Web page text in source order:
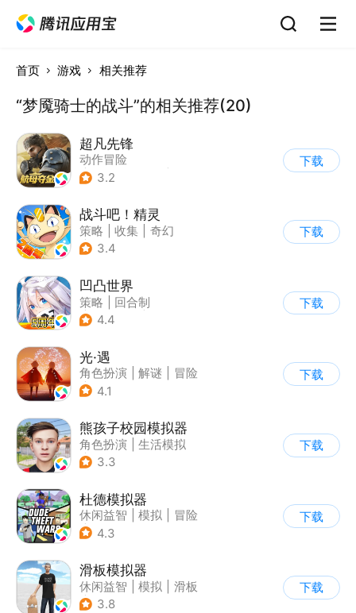
首页 游戏 相关推荐
“梦魇骑士的战斗”的相关推荐(20)
超凡先锋
动作冒险
| 第一人称射击
3.2
下载
战斗吧！精灵
策略 收集
奇幻
| 宠物
3.4
下载
凹凸世界
策略
回合制
| 动漫改编
4.4
下载
光·遇
角色扮演 解谜
冒险
| 开放世界
4.1
下载
熊孩子校园模拟器
角色扮演
生活模拟
| 写实
3.3
下载
杜德模拟器
休闲益智 模拟
冒险
| 写实
4.3
下载
滑板模拟器
休闲益智 模拟
滑板
| 卡通
3.8
下载